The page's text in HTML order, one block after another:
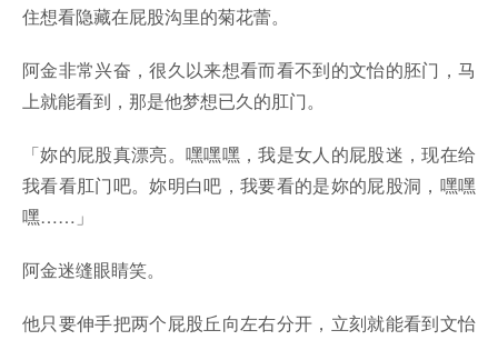
住想看隐藏在屁股沟里的菊花蕾。
阿金非常兴奋，很久以来想看而看不到的文怡的胚门，马
上就能看到，那是他梦想已久的肛门。
「妳的屁股真漂亮。嘿嘿嘿，我是女人的屁股迷，现在给
我看看肛门吧。妳明白吧，我要看的是妳的屁股洞，嘿嘿
嘿……」
阿金迷缝眼睛笑。
他只要伸手把两个屁股丘向左右分开，立刻就能看到文怡